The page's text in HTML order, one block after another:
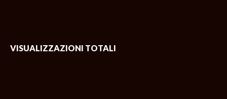
VISUALIZZAZIONI TOTALI